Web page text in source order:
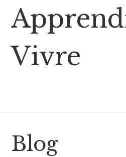
content
Vivre
Blog